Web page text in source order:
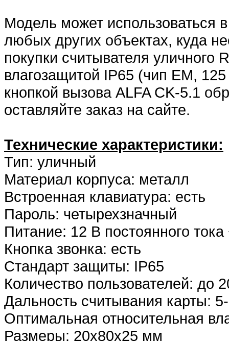
Модель может использоваться
любых других объектах, куда
покупки считывателя уличного
влагозащитой IP65 (чип EM,
кнопкой вызова ALFA CK-5.1
оставляйте заказ на сайте.
Технические характеристики:
Тип: уличный
Материал корпуса: металл
Встроенная клавиатура: есть
Пароль: четырехзначный
Питание: 12 В постоянного
Кнопка звонка: есть
Стандарт защиты: IP65
Количество пользователей: до
Дальность считывания карты:
Оптимальная относительная
Размеры: 20х80х25 мм